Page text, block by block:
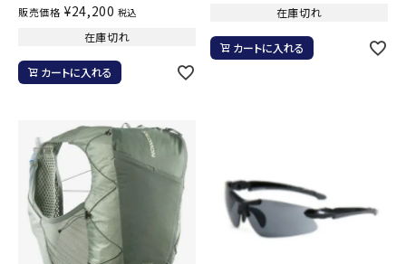
販売価格 ¥24,200 税込
在庫切れ
カートに入れる
在庫切れ
カートに入れる